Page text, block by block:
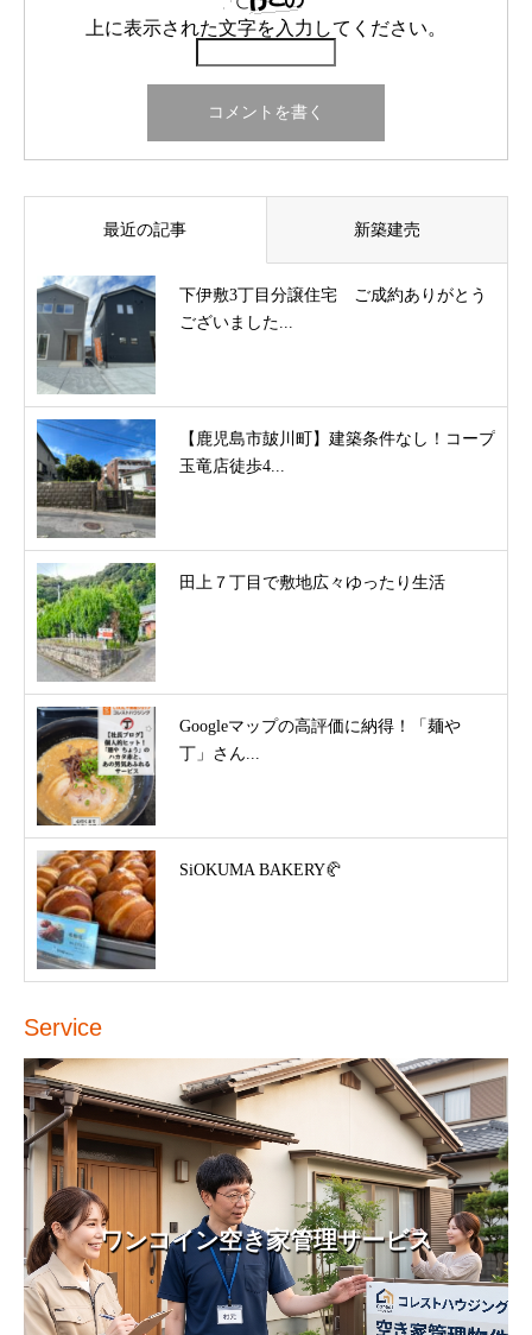
上に表示された文字を入力してください。
最近の記事 新築建売
下伊敷3丁目分譲住宅 ご成約ありがとう
ございました...
【鹿児島市皷川町】建築条件なし！コープ
玉竜店徒歩4...
田上７丁目で敷地広々ゆったり生活
Googleマップの高評価に納得！「麺や
丁」さん...
SiOKUMA BAKERY🥐
Service
ワンコイン空き家管理サービス